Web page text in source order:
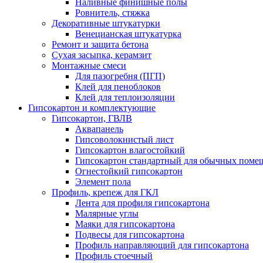
Наливные финишные полы
Ровнитель, стяжка
Декоративные штукатурки
Венецианская штукатурка
Ремонт и защита бетона
Сухая засыпка, керамзит
Монтажные смеси
Для пазогребня (ПГП)
Клей для пеноблоков
Клей для теплоизоляции
Гипсокартон и комплектующие
Гипсокартон, ГВЛВ
Аквапанель
Гипсоволокнистый лист
Гипсокартон влагостойкий
Гипсокартон стандартный для обычных
Огнестойкий гипсокартон
Элемент пола
Профиль, крепеж для ГКЛ
Лента для профиля гипсокартона
Малярные углы
Маяки для гипсокартона
Подвесы для гипсокартона
Профиль направляющий для гипсокартона
Профиль стоечный